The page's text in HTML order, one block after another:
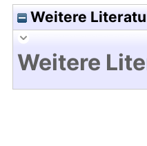
Weitere
Weitere